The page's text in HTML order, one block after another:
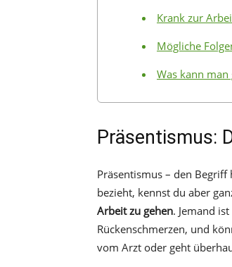
Krank zur
Mögliche
Was kann man
Präsentismus:
Präsentismus – den
bezieht, kennst du aber
Arbeit zu gehen. Jemand
Rückenschmerzen, und
vom Arzt oder geht